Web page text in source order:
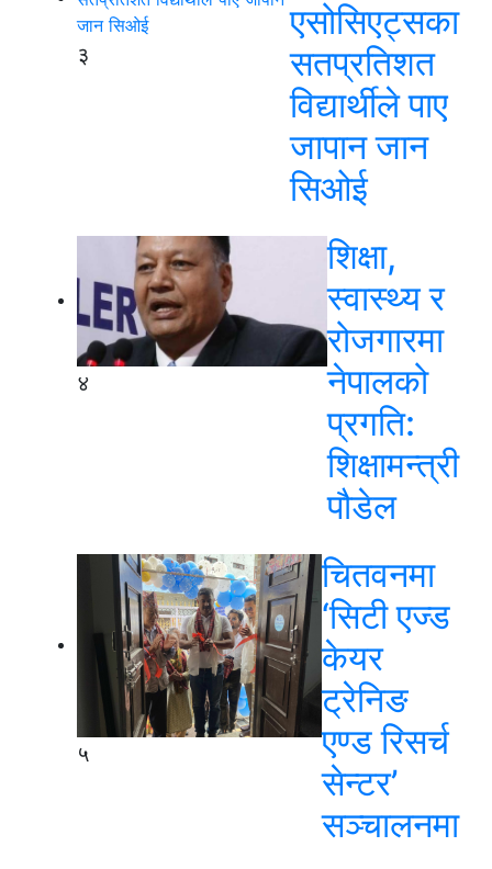
३
एसोसिएट्सका
सतप्रतिशत
विद्यार्थीले पाए
जापान जान
सिओई
४
शिक्षा,
स्वास्थ्य र
रोजगारमा
नेपालको
प्रगति:
शिक्षामन्त्री
पौडेल
५
चितवनमा
‘सिटी एज्ड
केयर
ट्रेनिङ
एण्ड रिसर्च
सेन्टर’
सञ्चालनमा